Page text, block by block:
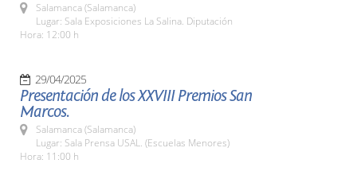
Salamanca (Salamanca)
Lugar: Sala Exposiciones La Salina. Diputación
Hora: 12:00 h
29/04/2025
Presentación de los XXVIII Premios San
Marcos.
Salamanca (Salamanca)
Lugar: Sala Prensa USAL. (Escuelas Menores)
Hora: 11:00 h